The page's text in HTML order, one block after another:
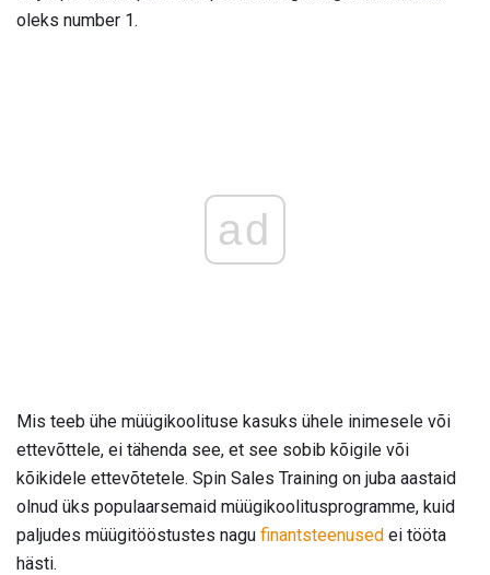
oleks number 1.
ad
Mis teeb ühe müügikoolituse kasuks ühele inimesele või
ettevõttele, ei tähenda see, et see sobib kõigile või
kõikidele ettevõtetele. Spin Sales Training on juba aastaid
olnud üks populaarsemaid müügikoolitusprogramme, kuid
paljudes müügitööstustes nagu finantsteenused ei tööta
hästi.